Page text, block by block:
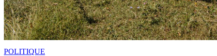
POLITIQUE